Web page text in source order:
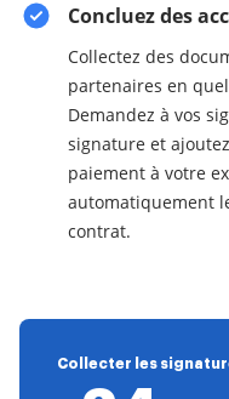
Concluez des
Collectez des
partenaires en
Demandez à vos
signature et
paiement à votre
automatiquement
contrat.
Collecter les